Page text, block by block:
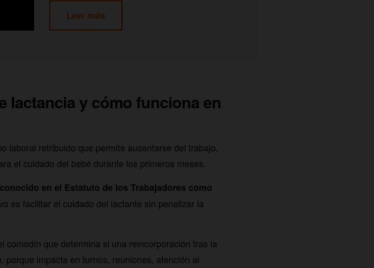
Leer más
lactancia y cómo funciona en
laboral retribuido que permite ausentarse del trabajo,
el cuidado del bebé durante los primeros meses.
en el Estatuto de los Trabajadores como
es facilitar el cuidado del lactante sin penalizar la
comodín que determina si una reincorporación tras la
porque impacta en turnos, reuniones, atención al